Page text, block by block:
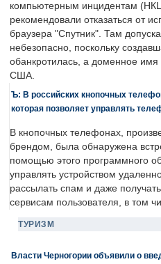
компьютерным инцидентам
рекомендовали отказаться от
браузера "Спутник". Там
небезопасно, поскольку
обанкротилась, а доменное
США.
Ъ: В российских кнопочных
которая позволяет управлять
В кнопочных телефонах,
брендом, была обнаружена
помощью этого программного
управлять устройством
рассылать спам и даже
сервисам пользователя, в том
ТУРИЗМ
Власти Черногории объявили о